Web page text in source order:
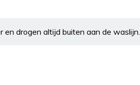
drogen altijd buiten aan de waslijn.